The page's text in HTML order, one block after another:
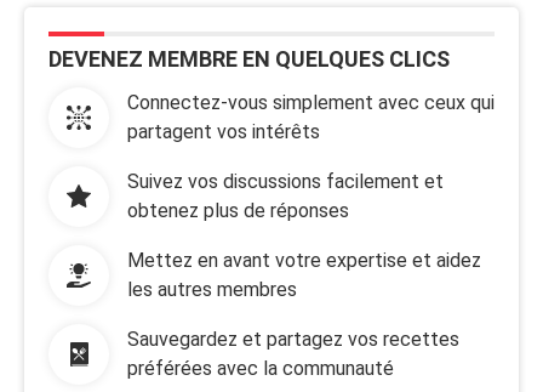
DEVENEZ MEMBRE EN QUELQUES CLICS
Connectez-vous simplement avec ceux qui
partagent vos intérêts
Suivez vos discussions facilement et
obtenez plus de réponses
Mettez en avant votre expertise et aidez
les autres membres
Sauvegardez et partagez vos recettes
préférées avec la communauté